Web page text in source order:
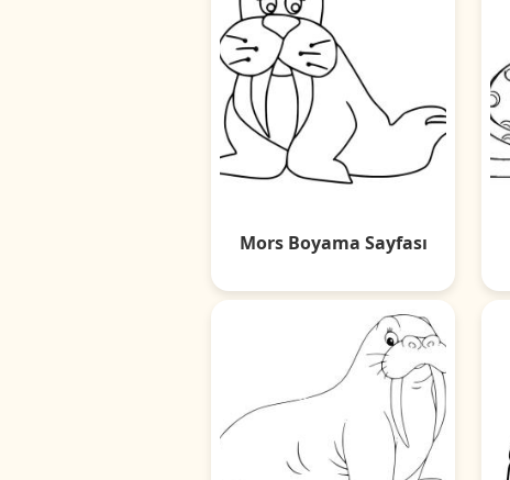
Mors Boyama Sayfası